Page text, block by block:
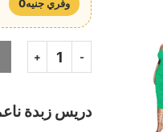
وفّري جنيه0
دريس زبدة